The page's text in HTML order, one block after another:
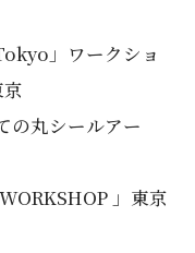
」ワークショ
の丸シールアー
」東京